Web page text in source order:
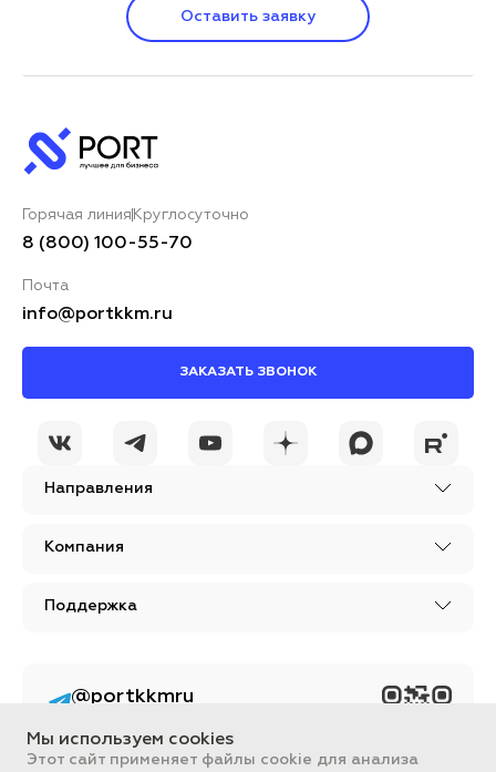
Оставить заявку
Направления
Компания
Поддержка
Горячая линия Круглосуточно
8 (800) 100-55-70
Почта
info@portkkm.ru
ЗАКАЗАТЬ ЗВОНОК
@portkkmru
контент PORT - бизнес
портал
Мы используем cookies
Этот сайт применяет файлы cookie для анализа